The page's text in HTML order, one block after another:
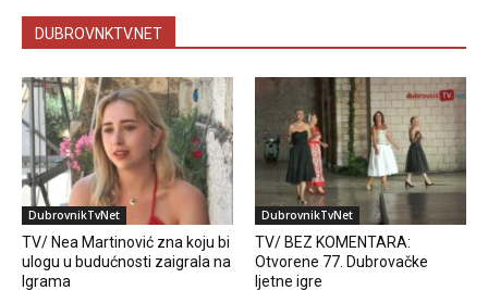
DUBROVNKTV.NET
DubrovnikTvNet
TV/ Nea Martinović zna koju bi
ulogu u budućnosti zaigrala na
Igrama
DubrovnikTvNet
TV/ BEZ KOMENTARA:
Otvorene 77. Dubrovačke
ljetne igre